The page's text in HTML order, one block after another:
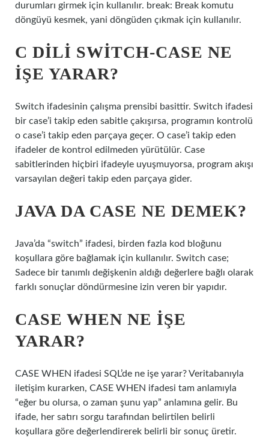
durumları girmek için kullanılır. break: Break komutu
döngüyü kesmek, yani döngüden çıkmak için kullanılır.
C DILI SWITCH-CASE NE
IŞE YARAR?
Switch ifadesinin çalışma prensibi basittir. Switch ifadesi
bir case’i takip eden sabitle çakışırsa, programın kontrolü
o case’i takip eden parçaya geçer. O case’i takip eden
ifadeler de kontrol edilmeden yürütülür. Case
sabitlerinden hiçbiri ifadeyle uyuşmuyorsa, program akışı
varsayılan değeri takip eden parçaya gider.
JAVA DA CASE NE DEMEK?
Java’da “switch” ifadesi, birden fazla kod bloğunu
koşullara göre bağlamak için kullanılır. Switch case;
Sadece bir tanımlı değişkenin aldığı değerlere bağlı olarak
farklı sonuçlar döndürmesine izin veren bir yapıdır.
CASE WHEN NE IŞE
YARAR?
CASE WHEN ifadesi SQL’de ne işe yarar? Veritabanıyla
iletişim kurarken, CASE WHEN ifadesi tam anlamıyla
“eğer bu olursa, o zaman şunu yap” anlamına gelir. Bu
ifade, her satırı sorgu tarafından belirtilen belirli
koşullara göre değerlendirerek belirli bir sonuç üretir.